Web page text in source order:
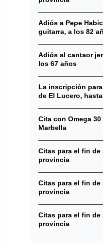
Adiós a Pepe
guitarra, a los 82
Adiós al cantaor
los 67 años
La inscripción
de El Lucero,
Cita con Omega
Marbella
Citas para el fin de
provincia
Citas para el fin de
provincia
Citas para el fin de
provincia